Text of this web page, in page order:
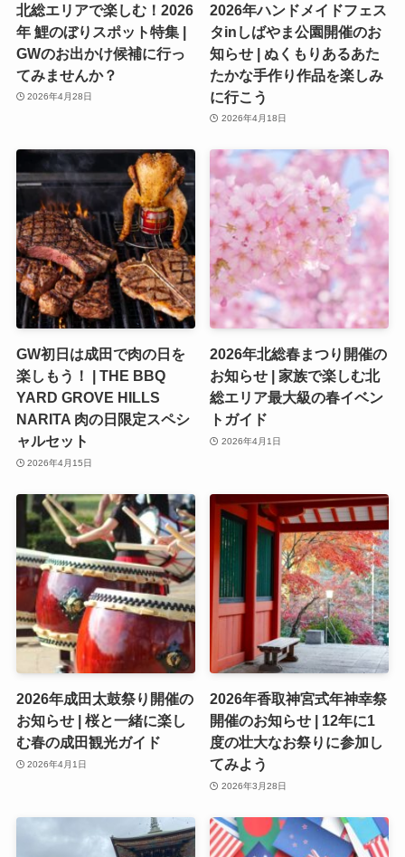
北総エリアで楽しむ！2026
年 鯉のぼりスポット特集 |
GWのお出かけ候補に行っ
てみませんか？
2026年4月28日
2026年ハンドメイドフェス
タinしばやま公園開催のお
知らせ | ぬくもりあるあた
たかな手作り作品を楽しみ
に行こう
2026年4月18日
GW初日は成田で肉の日を
楽しもう！ | THE BBQ
YARD GROVE HILLS
NARITA 肉の日限定スペシ
ャルセット
2026年4月15日
2026年北総春まつり開催の
お知らせ | 家族で楽しむ北
総エリア最大級の春イベン
トガイド
2026年4月1日
2026年成田太鼓祭り開催の
お知らせ | 桜と一緒に楽し
む春の成田観光ガイド
2026年4月1日
2026年香取神宮式年神幸祭
開催のお知らせ | 12年に1
度の壮大なお祭りに参加し
てみよう
2026年3月28日